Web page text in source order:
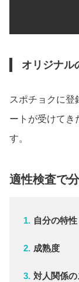
オリジナル
スポチョクに登
ートが受けてき
す。
適性検査で
自分の特性
成熟度
対人関係